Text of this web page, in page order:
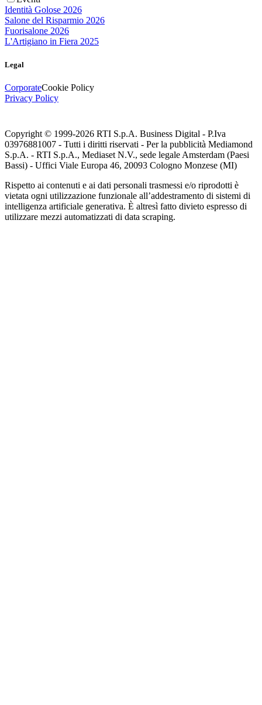
Identità Golose 2026
Salone del Risparmio 2026
Fuorisalone 2026
L'Artigiano in Fiera 2025
Legal
CorporateCookie Policy
Privacy Policy
Copyright © 1999-2026 RTI S.p.A. Business Digital - P.Iva
03976881007 - Tutti i diritti riservati - Per la pubblicità Mediamond
S.p.A. - RTI S.p.A., Mediaset N.V., sede legale Amsterdam (Paesi
Bassi) - Uffici Viale Europa 46, 20093 Cologno Monzese (MI)
Rispetto ai contenuti e ai dati personali trasmessi e/o riprodotti è
vietata ogni utilizzazione funzionale all’addestramento di sistemi di
intelligenza artificiale generativa. È altresì fatto divieto espresso di
utilizzare mezzi automatizzati di data scraping.